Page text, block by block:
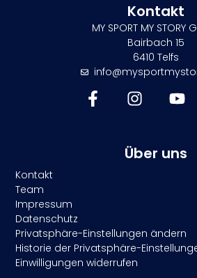
Kontakt
MY SPORT MY STORY
Bairbach 15
6410 Telfs
Über uns
Kontakt
Team
Impressum
Datenschutz
Privatsphäre-Einstellungen ändern
Historie der Privatsphäre-
Einwilligungen widerrufen